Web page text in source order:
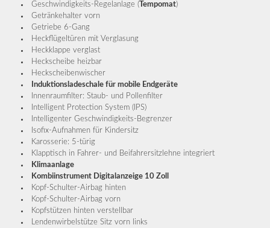
Geschwindigkeits-Regelanlage (Tempomat)
Getränkehalter vorn
Getriebe 6-Gang
Heckflügeltüren mit Verglasung
Heckklappe verglast
Heckscheibe heizbar
Heckscheibenwischer
Induktionsladeschale für mobile Endgeräte
Innenraumfilter: Staub- und Pollenfilter
Intelligent Protection System (IPS)
Intelligenter Geschwindigkeits-Begrenzer
Isofix-Aufnahmen für Kindersitz
Karosserie: 5-türig
Klapptisch in Fahrer- und Beifahrersitzlehne integriert
Klimaanlage
Kombiinstrument Digitalanzeige 10 Zoll
Kopf-Schulter-Airbag hinten
Kopf-Schulter-Airbag vorn
Kopfstützen hinten verstellbar
Lendenwirbelstütze Sitz vorn links